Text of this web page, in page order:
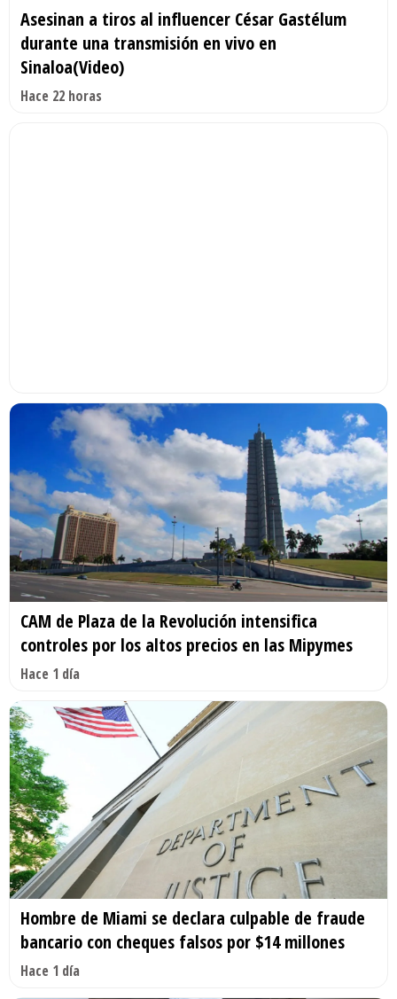
Asesinan a tiros al influencer César Gastélum
durante una transmisión en vivo en
Sinaloa(Video)
Hace 22 horas
CAM de Plaza de la Revolución intensifica
controles por los altos precios en las Mipymes
Hace 1 día
Hombre de Miami se declara culpable de fraude
bancario con cheques falsos por $14 millones
Hace 1 día